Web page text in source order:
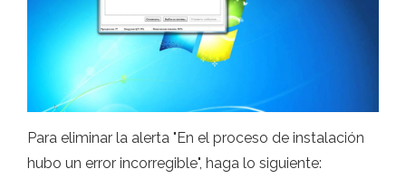
Para eliminar la alerta "En el proceso de instalación
hubo un error incorregible", haga lo siguiente: